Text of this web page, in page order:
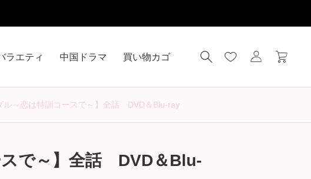
ラエティ 中国ドラマ 買い物カゴ
ル～恋は特訓コースで～】全話 DVD＆Blu-ray
スで～】全話 DVD＆Blu-